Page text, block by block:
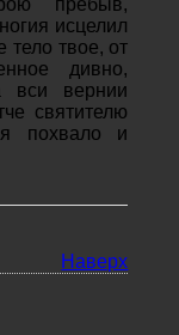
пребыв,
исцелил
твое, от
дивно,
вси вернии
святителю
похвало и
Наверх